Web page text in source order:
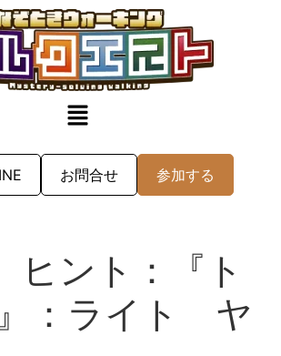
お問合せ 参加する
ヒント：『ト
：ライト ヤ